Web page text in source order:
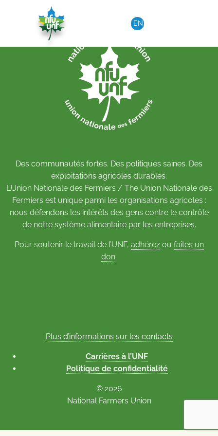
Aller au contenu
EN
Des communautés fortes. Des politiques saines. Des
exploitations agricoles durables.
L’Union Nationale des Fermiers / The Union Nationale des
Fermiers est unique parmi les organisations agricoles :
nous défendons les intérêts des gens contre le contrôle
de notre système alimentaire par les entreprises.
Pour soutenir le travail de l’UNF, adhérezou faites un
don.
Plus d’informations sur les contacts
Carrières à l’UNF
Politique de confidentialité
© 2026
National Farmers Union